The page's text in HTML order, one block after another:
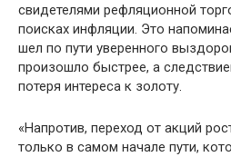
свидетелями рефляционной
поисках инфляции. Это
шел по пути уверенного
произошло быстрее, а
потеря интереса к золоту.
«Напротив, переход от акций
только в самом начале пути,